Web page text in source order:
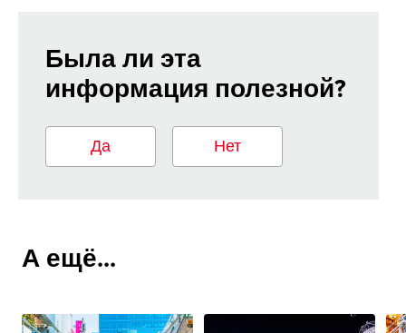
Была ли эта
информация полезной?
Да Нет
А ещё...